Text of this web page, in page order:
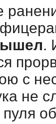
.
с
не